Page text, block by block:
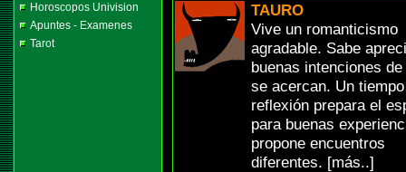
Horoscopos Univision
Apuntes - Examenes
Tarot
TAURO
Vive un romanticismo
agradable. Sabe
buenas intenciones
se acercan. Un
reflexión prepara el
para buenas
propone encuentros
diferentes. [más..]